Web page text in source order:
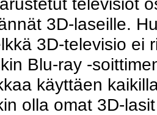
3D-laseille.
3D-televisio ei
Blu-ray -
käyttäen
olla omat 3D-